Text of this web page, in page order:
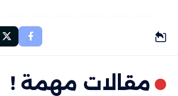
مقالات مهمة !